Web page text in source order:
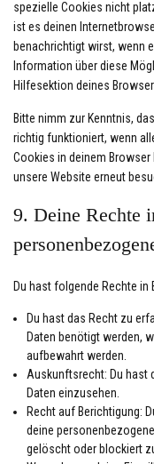
spezielle Cookies nicht
ist es deinen
benachrichtigt wirst, wenn
Information über diese
Hilfesektion deines
Bitte nimm zur Kenntnis,
richtig funktioniert, wenn
Cookies in deinem
unsere Website erneut
9. Deine Rechte
Du hast folgende Rechte
Du hast das Recht zu
Daten benötigt werden,
aufbewahrt werden.
Auskunftsrecht: Du hast
Daten einzusehen.
Recht auf Berichtigung:
deine
gelöscht oder blockiert